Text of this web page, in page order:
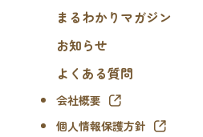
まるわかりマガジン
お知らせ
よくある質問
会社概要
個人情報保護方針